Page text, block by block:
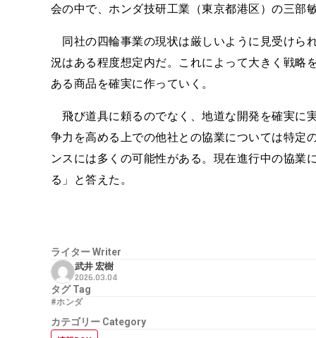
会の中で、ホンダ技研工業（東京都港区）の三部
同社の四輪事業の現状は厳しいように見受けら
況はある程度想定内だ。これによって大きく戦略
ある商品を確実に作っていく。
飛び道具に頼るのでなく、地道な開発を確実に
争力を高める上での他社との協業については特定
ンスには多くの可能性がある。現在進行中の協業
る」と答えた。
ライターWriter
武井 宏樹
2026.03.04
タグTag
#ホンダ
カテゴリー Category